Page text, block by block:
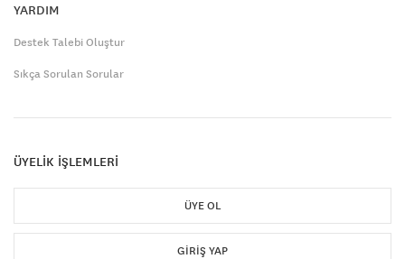
YARDIM
Destek Talebi Oluştur
Sıkça Sorulan Sorular
ÜYELİK İŞLEMLERİ
ÜYE OL
GIRIŞ YAP